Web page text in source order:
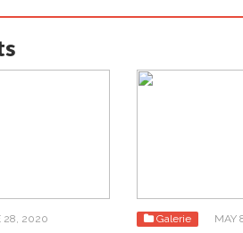
28, 2020 Galerie MAY